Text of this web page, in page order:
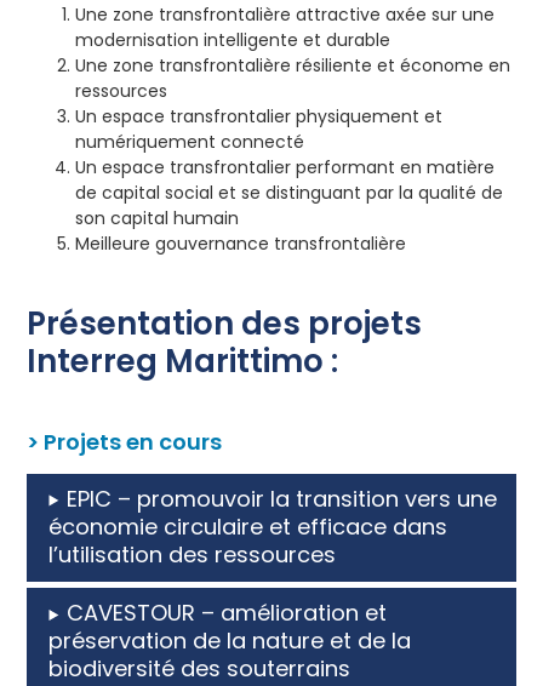
Une zone transfrontalière attractive axée sur une
modernisation intelligente et durable
Une zone transfrontalière résiliente et économe en
ressources
Un espace transfrontalier physiquement et
numériquement connecté
Un espace transfrontalier performant en matière
de capital social et se distinguant par la qualité de
son capital humain
Meilleure gouvernance transfrontalière
Présentation des projets
Interreg Marittimo :
> Projets en cours
EPIC – promouvoir la transition vers une
économie circulaire et efficace dans
l’utilisation des ressources
CAVESTOUR – amélioration et
préservation de la nature et de la
biodiversité des souterrains